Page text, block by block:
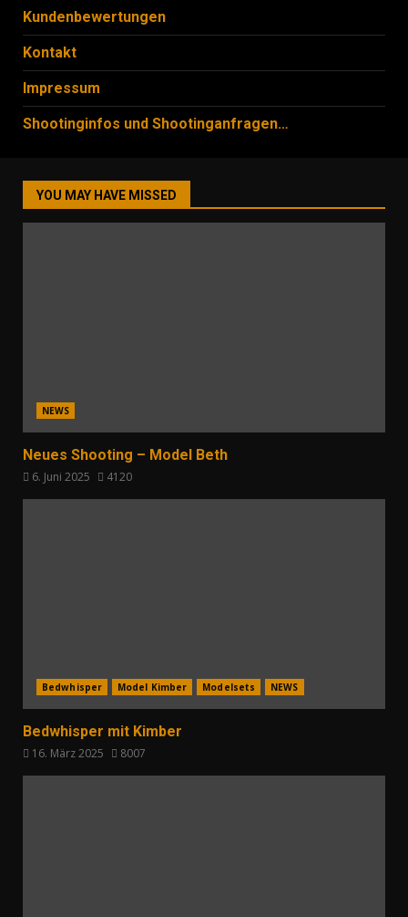
Kundenbewertungen
Kontakt
Impressum
Shootinginfos und Shootinganfragen…
YOU MAY HAVE MISSED
NEWS
Neues Shooting – Model Beth
6. Juni 2025 4120
Bedwhisper Model Kimber Modelsets NEWS
Bedwhisper mit Kimber
16. März 2025 8007